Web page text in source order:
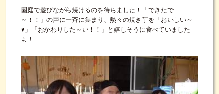
園庭で遊びながら焼けるのを待ちました！「できたで
～！！」の声に一斉に集まり、熱々の焼き芋を「おいしい～
♥」「おかわりした～い！！」と嬉しそうに食べていました
よ！